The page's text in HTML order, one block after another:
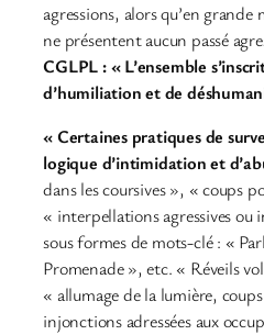
agressions, alors qu’en
ne présentent aucun passé
CGLPL : « L’ensemble
d’humiliation et de
« Certaines pratiques de
logique d’intimidation et
dans les coursives », « coups
« interpellations agressives ou
sous formes de mots-clé : «
Promenade », etc. « Réveils
« allumage de la lumière,
injonctions adressées aux